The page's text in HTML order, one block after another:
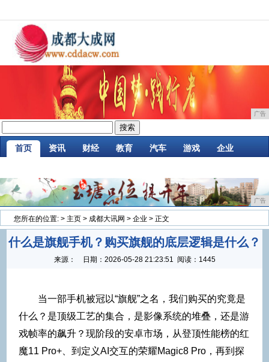
广告
首页 资讯 财经 教育 汽车 游戏 企业
广告
您所在的位置: > 主页 > 成都大讯网 > 企业 > 正文
什么是旗舰手机？购买旗舰的底层逻辑是什么？
来源： 日期： 2026-05-28 21:23:51 阅读：1445
当一部手机被冠以“旗舰”之名，我们购买的究竟是
什么？是顶级工艺的集合，是影像系统的堆叠，还是游
戏帧率的飙升？现阶段的安卓市场，从登顶性能榜的红
魔11 Pro+、到定义AI交互的荣耀Magic8 Pro，再到探